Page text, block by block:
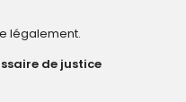
légalement.
de justice